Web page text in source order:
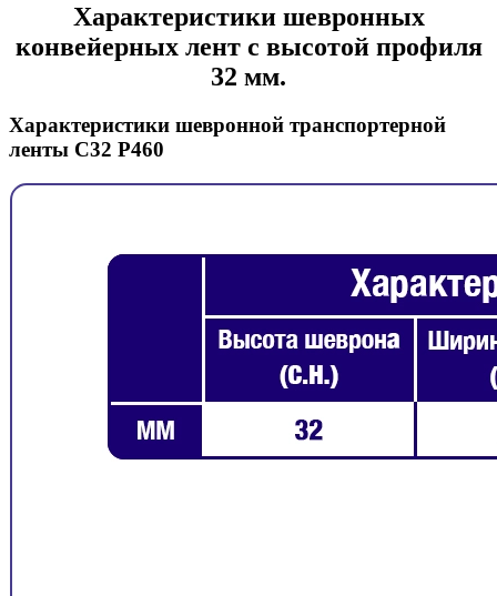
Характеристики шевронных
конвейерных лент с высотой профиля
32 мм.
Характеристики шевронной транспортерной
ленты C32 P460